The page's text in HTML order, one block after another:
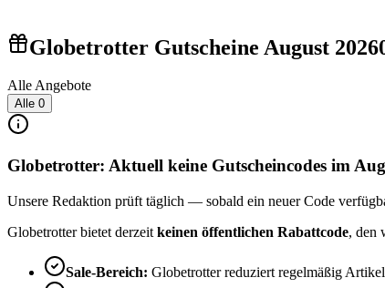
Globetrotter Gutscheine August 2026
Alle Angebote
Alle 0
Globetrotter: Aktuell keine Gutscheincodes im
Unsere Redaktion prüft täglich — sobald ein neuer Code
Globetrotter bietet derzeit keinen öffentlichen Rabattcode, den
Sale-Bereich: Globetrotter reduziert regelmäßig